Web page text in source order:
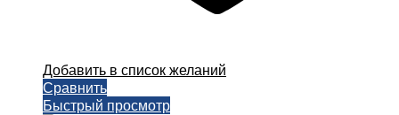
Добавить в список желаний
Сравнить
Быстрый просмотр